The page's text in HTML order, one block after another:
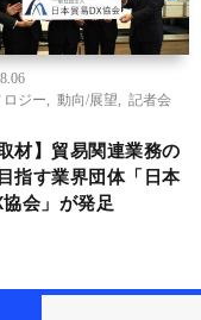
ロジー
動向/展望
記者会
材】貿易関連業務の
指す業界団体「日本
会」が発足